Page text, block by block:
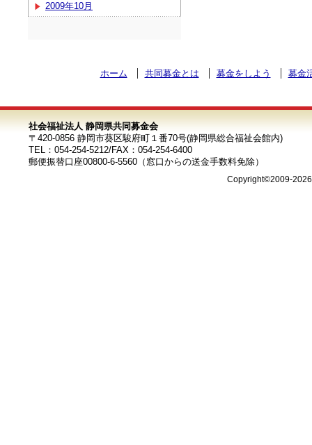
2009年10月
ホーム 共同募金とは 募金をしよう 募金
社会福祉法人 静岡県共同募金会
〒420-0856 静岡市葵区駿府町１番70号(静岡県総合福祉会館内)
TEL：054-254-5212/FAX：054-254-6400
郵便振替口座00800-6-5560（窓口からの送金手数料免除）
Copyright©2009-